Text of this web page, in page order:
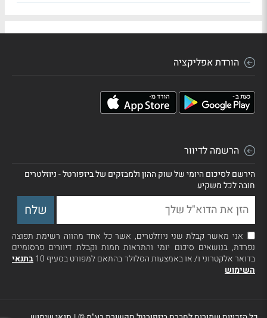
הורדת אפליקציה
הרשמה לדיוור
הירשם לסיכום היומי של שוק ההון ולמבזקים של ביזפורטל - ניוזלטרים
חובה לכל משקיע
אני מאשר קבלת שני ניוזלטרים, אשר כל אחד מהווה רשימת תפוצה
נפרדת, בנושאים סיכום יומי והתראות חמות וקבלת דיוורים פרסומיים
בדואר אלקטרוני ו/ או באמצעות הסלולר בהתאם למפורט בסעיף 10
בתנאי
השימוש